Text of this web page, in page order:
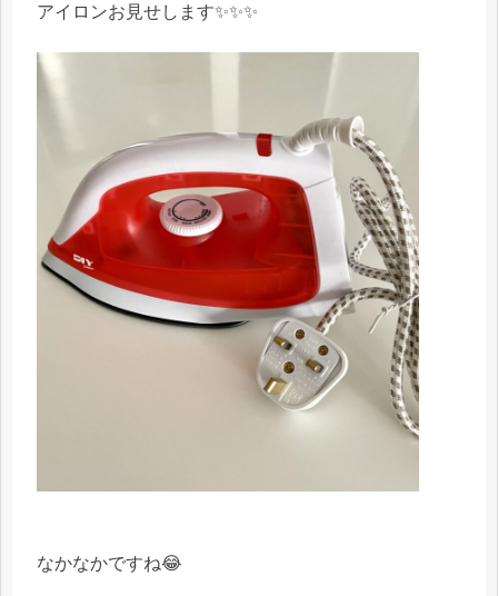
アイロンお見せします✨✨✨
なかなかですね😂